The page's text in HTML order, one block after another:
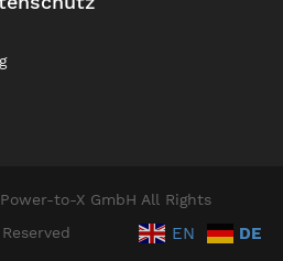
to-X GmbH All Rights
Reserved
EN DE